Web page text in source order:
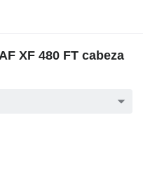
XF 480 FT cabeza